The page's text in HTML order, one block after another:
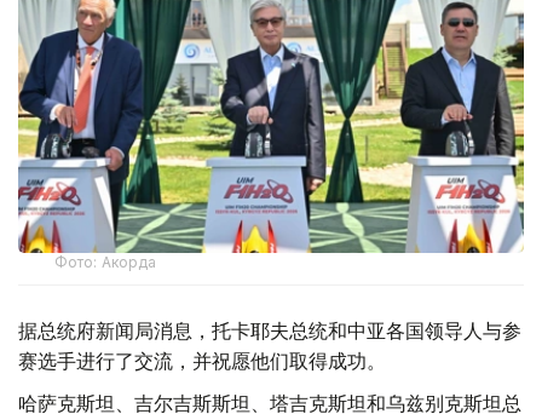
Фото: Акорда
据总统府新闻局消息，托卡耶夫总统和中亚各国领导人与参
赛选手进行了交流，并祝愿他们取得成功。
哈萨克斯坦、吉尔吉斯斯坦、塔吉克斯坦和乌兹别克斯坦总